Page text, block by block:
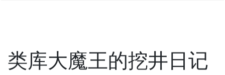
类库大魔王的挖井日记